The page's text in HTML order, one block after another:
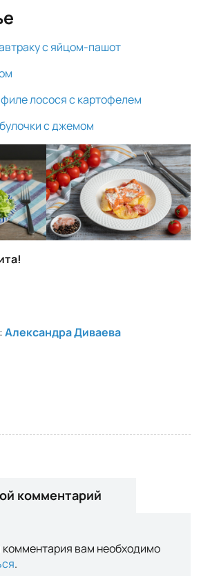
с яйцом-пашот
лосося с картофелем
с джемом
Александра Диваева
комментарий
комментария вам необходимо
.